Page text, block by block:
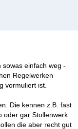
einfach weg -
Regelwerken
vormuliert ist.
Die kennen z.B. fast
oder gar Stollenwerk
die aber recht gut